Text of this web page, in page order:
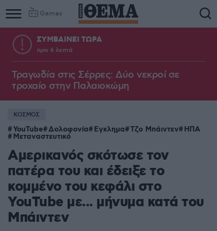
Games
ΣΥΜΒΑΙΝΕΙ ΤΩΡΑ
πριν 6 λεπτά
Τραγωδία στις Σέρρες: Δύο νεκροί σε
τροχαίο στην Παλαιοκώμη
ΚΟΣΜΟΣ
YouTube Δολοφονία Εγκλημα Τζο Μπάιντεν ΗΠΑ
Μεταναστευτικό
Αμερικανός σκότωσε τον
πατέρα του και έδειξε το
κομμένο του κεφάλι στο
YouTube με... μήνυμα κατά του
Μπάιντεν